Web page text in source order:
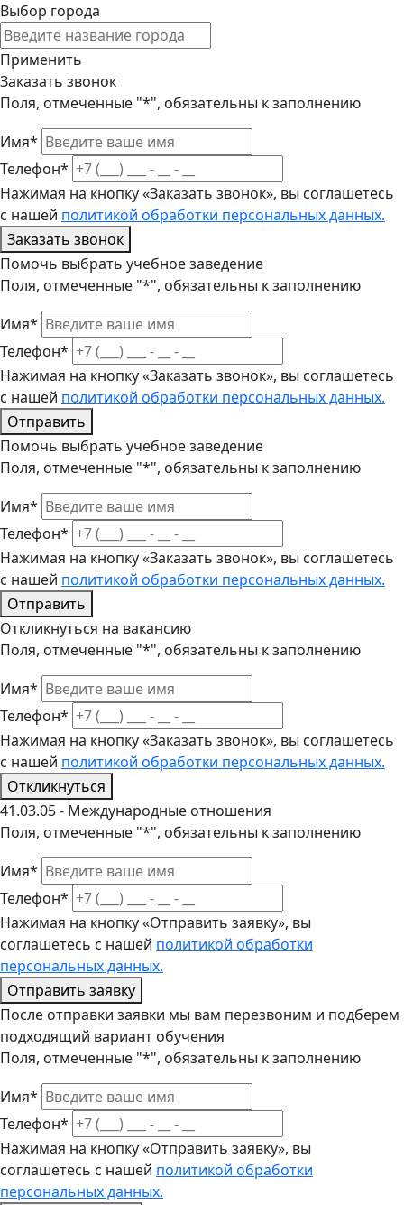
Выбор города
Применить
Заказать звонок
Поля, отмеченные "*", обязательны к заполнению
Имя*
Телефон*
Нажимая на кнопку «Заказать звонок», вы соглашетесь
с нашей политикой обработки персональных данных.
Заказать звонок
Помочь выбрать учебное заведение
Поля, отмеченные "*", обязательны к заполнению
Имя*
Телефон*
Нажимая на кнопку «Заказать звонок», вы соглашетесь
с нашей политикой обработки персональных данных.
Отправить
Помочь выбрать учебное заведение
Поля, отмеченные "*", обязательны к заполнению
Имя*
Телефон*
Нажимая на кнопку «Заказать звонок», вы соглашетесь
с нашей политикой обработки персональных данных.
Отправить
Откликнуться на вакансию
Поля, отмеченные "*", обязательны к заполнению
Имя*
Телефон*
Нажимая на кнопку «Заказать звонок», вы соглашетесь
с нашей политикой обработки персональных данных.
Откликнуться
41.03.05 - Международные отношения
Поля, отмеченные "*", обязательны к заполнению
Имя*
Телефон*
Нажимая на кнопку «Отправить заявку», вы
соглашетесь с нашей политикой обработки
персональных данных.
Отправить заявку
После отправки заявки мы вам перезвоним и подберем
подходящий вариант обучения
Поля, отмеченные "*", обязательны к заполнению
Имя*
Телефон*
Нажимая на кнопку «Отправить заявку», вы
соглашетесь с нашей политикой обработки
персональных данных.